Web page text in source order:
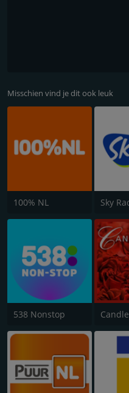
Misschien vind je dit ook leuk
100% NL Sky
538 Nonstop